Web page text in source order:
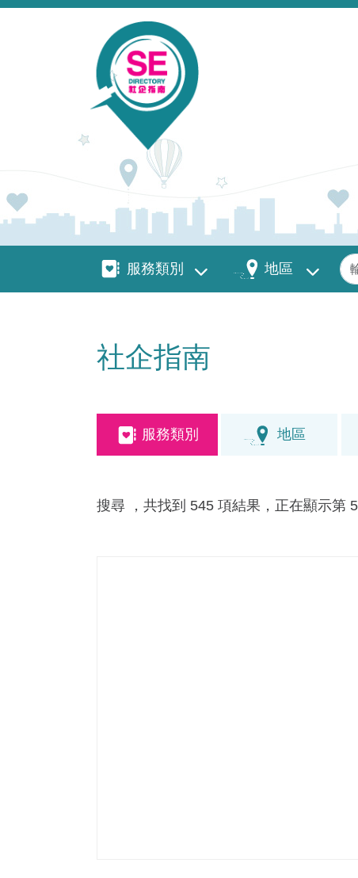
移至主內容
服務類別服務類別 地區 地區 關
社企指南
服務類別 地區
搜尋 ，共找到 545 項結果，正在顯示第